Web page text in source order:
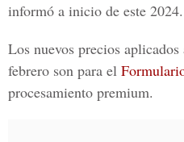
informó a inicio de este 2024.
Los nuevos precios
febrero son para el
procesamiento premium.